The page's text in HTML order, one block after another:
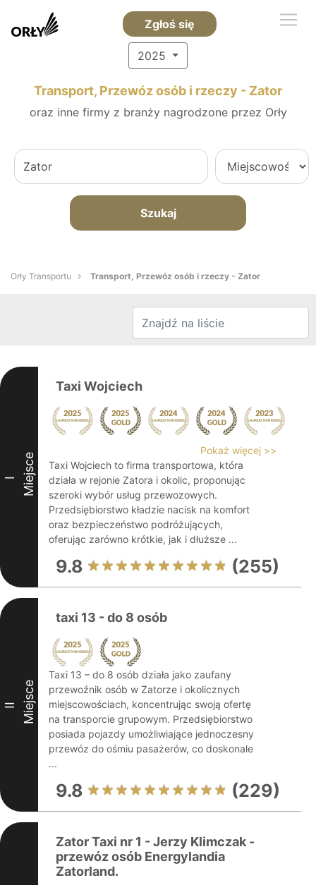
Zgłoś się
2025
Transport, Przewóz osób i rzeczy - Zator
oraz inne firmy z branży nagrodzone przez Orły
Szukaj
Orły Transportu Transport, Przewóz osób i rzeczy - Zator
I Miejsce
Taxi Wojciech
Pokaż więcej >>
Taxi Wojciech to firma transportowa, która
działa w rejonie Zatora i okolic, proponując
szeroki wybór usług przewozowych.
Przedsiębiorstwo kładzie nacisk na komfort
oraz bezpieczeństwo podróżujących,
oferując zarówno krótkie, jak i dłuższe ...
9.8 (255)
II Miejsce
taxi 13 - do 8 osób
Taxi 13 – do 8 osób działa jako zaufany
przewoźnik osób w Zatorze i okolicznych
miejscowościach, koncentrując swoją ofertę
na transporcie grupowym. Przedsiębiorstwo
posiada pojazdy umożliwiające jednoczesny
przewóz do ośmiu pasażerów, co doskonale
...
9.8 (229)
Zator Taxi nr 1 - Jerzy Klimczak -
przewóz osób Energylandia
Zatorland.